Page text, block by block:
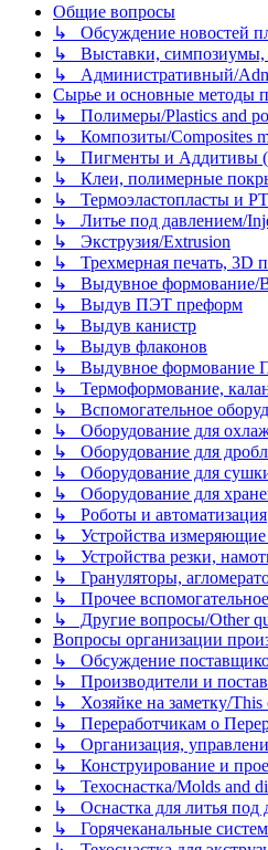
Общие вопросы
↳ Обсуждение новостей
↳ Выставки, симпозиумы,
↳ Административный/
Сырье и основные методы
↳ Полимеры/Plastics and
↳ Композиты/Сomposites
↳ Пигменты и Аддитивы
↳ Клеи, полимерные
↳ Термоэластопласты и
↳ Литье под давлением/
↳ Экструзия/Extrusion
↳ Трехмерная печать, 3D
↳ Выдувное формование/
↳ Выдув ПЭТ преформ
↳ Выдув канистр
↳ Выдув флаконов
↳ Выдувное формование
↳ Термоформование,
↳ Вспомогательное
↳ Оборудование для
↳ Оборудование для
↳ Оборудование для
↳ Оборудование для
↳ Роботы и автоматизация
↳ Устройства
↳ Устройства резки,
↳ Грануляторы,
↳ Прочее
↳ Другие вопросы/Other
Вопросы организации
↳ Обсуждение
↳ Производители и
↳ Хозяйке на заметку/This
↳ Переработчикам о
↳ Организация,
↳ Конструирование и
↳ Техоснастка/Molds and
↳ Оснастка для литья под
↳ Горячеканальные